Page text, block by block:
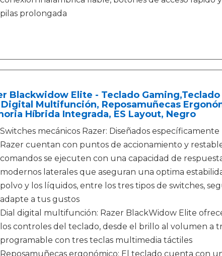
pilas prolongada
Blackwidow Elite - Teclado
Multifunción, Reposamuñecas
Híbrida Integrada, ES Layout, Negro
Switches mecánicos Razer: Diseñados
Razer cuentan con puntos de accionamiento y
comandos se ejecuten con una capacidad de
modernos laterales que aseguran una optima
polvo y los líquidos, entre los tres tipos de switches,
adapte a tus gustos
Dial digital multifunción: Razer BlackWidow Elite
los controles del teclado, desde el brillo al volumen a
programable con tres teclas multimedia táctiles
Reposamuñecas ergonómico: El teclado cuenta con